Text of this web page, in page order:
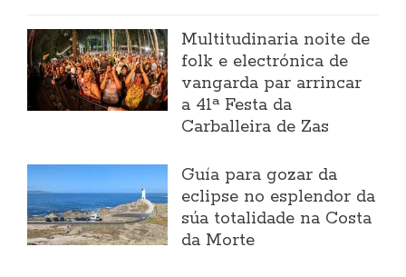
Multitudinaria noite de
folk e electrónica de
vangarda par arrincar
a 41ª Festa da
Carballeira de Zas
Guía para gozar da
eclipse no esplendor da
súa totalidade na Costa
da Morte